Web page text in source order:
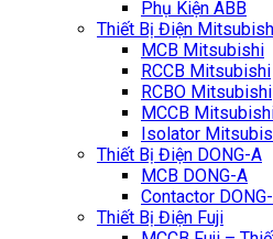
Phụ Kiện ABB
Thiết Bị Điện
MCB Mitsubishi
RCCB Mitsubishi
RCBO Mitsubishi
MCCB
Isolator
Thiết Bị Điện DONG-A
MCB DONG-A
Contactor
Thiết Bị Điện Fuji